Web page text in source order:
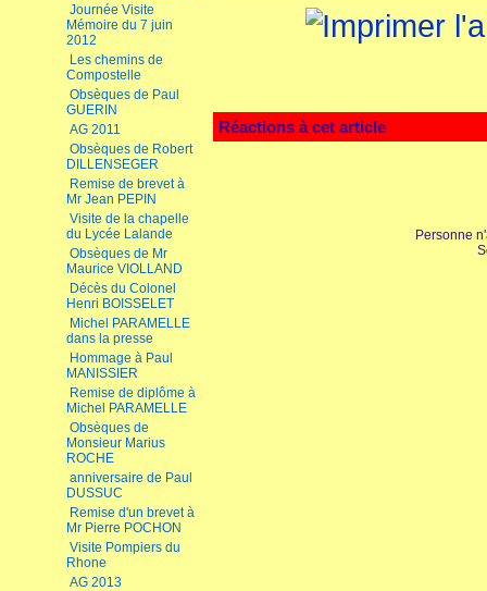
Journée Visite
Mémoire du 7 juin
2012
Les chemins de
Compostelle
Obsèques de Paul
GUERIN
AG 2011
Obsèques de Robert
DILLENSEGER
Remise de brevet à
Mr Jean PEPIN
Visite de la chapelle
du Lycée Lalande
Obsèques de Mr
Maurice VIOLLAND
Décès du Colonel
Henri BOISSELET
Michel PARAMELLE
dans la presse
Hommage à Paul
MANISSIER
Remise de diplôme à
Michel PARAMELLE
Obsèques de
Monsieur Marius
ROCHE
anniversaire de Paul
DUSSUC
Remise d'un brevet à
Mr Pierre POCHON
Visite Pompiers du
Rhone
AG 2013
Réactions à cet article
Personne